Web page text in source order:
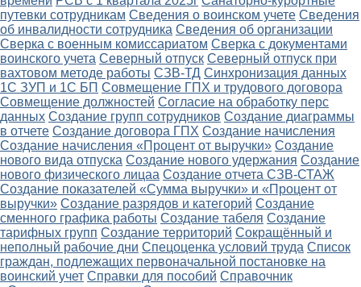
путевки сотрудникам Сведения о воинском учете Сведения
об инвалидности сотрудника Сведения об организации
Сверка с военным комиссариатом Сверка с документами
воинского учета Северный отпуск Северный отпуск при
вахтовом методе работы СЗВ-ТД Синхронизация данных
1С ЗУП и 1С БП Совмещение ГПХ и трудового договора
Совмещение должностей Согласие на обработку перс
данных Создание групп сотрудников Создание диаграммы
в отчете Создание договора ГПХ Создание начисления
Создание начисления «Процент от выручки» Создание
нового вида отпуска Создание нового удержания Создание
нового физического лицаа Создание отчета СЗВ-СТАЖ
Создание показателей «Сумма выручки» и «Процент от
выручки» Создание разрядов и категорий Создание
сменного графика работы Создание табеля Создание
тарифных групп Создание территорий Сокращённый и
неполный рабочие дни Спецоценка условий труда Список
граждан, подлежащих первоначальной постановке на
воинский учет Справки для пособий Справочник